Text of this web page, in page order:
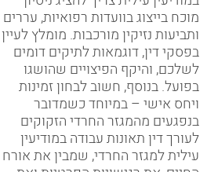
במודיעין עילית צריך להציג ניסיון
מוכח בייצוג בוועדות רפואיות, עררים
ותביעות נזיקין מורכבות. מומלץ לעיין
בפסקי דין, דוגמאות לתיקים דומים
לשלכם, והיקף הפיצויים שהושגו
בפועל. בנוסף, חשוב לבחון זמינות
ויחס אישי – במיוחד כשמדובר
בנפגעים מהמגזר החרדי הזקוקים
לעורך דין תאונות עבודה במודיעין
עילית למגזר החרדי, שמבין את אורח